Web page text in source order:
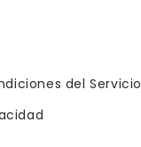
del Servicio